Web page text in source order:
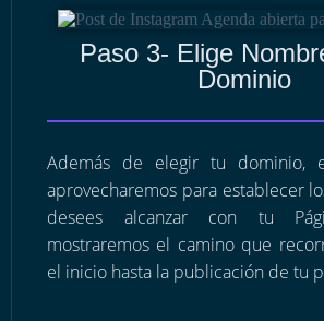
Paso 3- Elige
Dominio
Además de elegir tu dominio,
aprovecharemos para establecer
desees alcanzar con tu
mostraremos el camino que
el inicio hasta la publicación de tu